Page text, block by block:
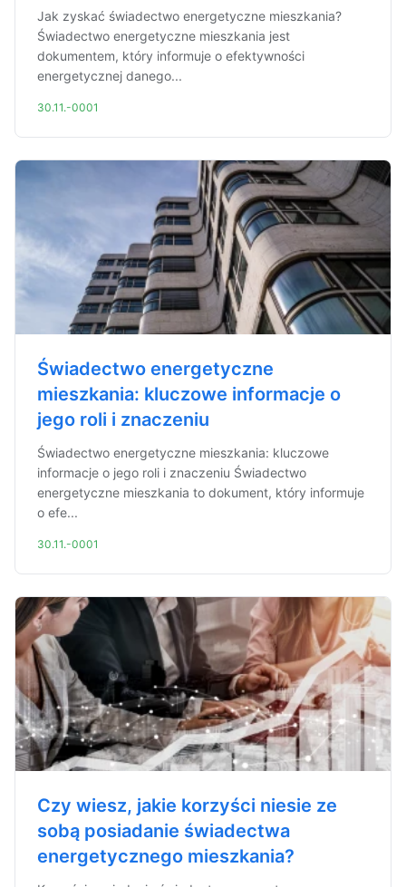
Jak zyskać świadectwo energetyczne mieszkania?
Świadectwo energetyczne mieszkania jest
dokumentem, który informuje o efektywności
energetycznej danego...
30.11.-0001
Świadectwo energetyczne
mieszkania: kluczowe informacje o
jego roli i znaczeniu
Świadectwo energetyczne mieszkania: kluczowe
informacje o jego roli i znaczeniu Świadectwo
energetyczne mieszkania to dokument, który informuje
o efe...
30.11.-0001
Czy wiesz, jakie korzyści niesie ze
sobą posiadanie świadectwa
energetycznego mieszkania?